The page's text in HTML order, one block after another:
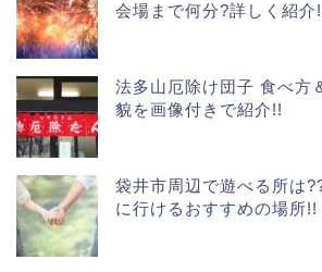
会場まで何分?詳しく紹介
法多山厄除け団子 食べ方
貌を画像付きで紹介!!
袋井市周辺で遊べる所は
に行けるおすすめの場所!!